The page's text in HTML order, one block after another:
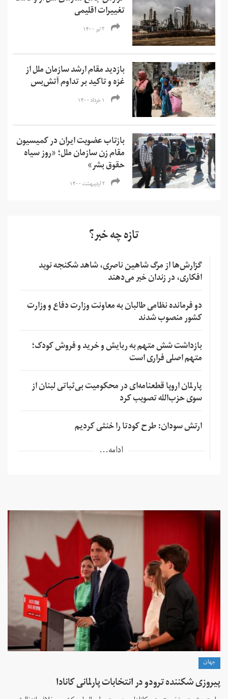
تغییرات اقلیمی
۳ تیر ۱۴۰۰
بازدید مقام ارشد سازمان ملل از
غزه و تاکید بر تداوم آتش‌بس
۱ خرداد ۱۴۰۰
بازتاب عضویت ایران در کمیسیون
مقام زن سازمان ملل؛ «روز سیاه
حقوق بشر»
۲ اردیبهشت ۱۴۰۰
تازه چه خبر؟
گزارش‌ها از مرگ شاهین ناصری، شاهد شکنجه نوید
افکاری، در زندان خبر می‌دهند
دو فرمانده نظامی طالبان به معاونت وزارت دفاع و وزارت
کشور منصوب شدند
بازداشت شش متهم به ربایش و خرید و فروش کودک؛
متهم اصلی فراری است
پارلمان اروپا قطعنامه‌ای در محکومیت بی‌ثباتی لبنان از
سوی حزب‌الله تصویب کرد
ارتش سودان: طرح کودتا را خنثی کردیم
ادامه...
جهان
پیروزی شکننده ترودو در انتخابات پارلمانی کانادا